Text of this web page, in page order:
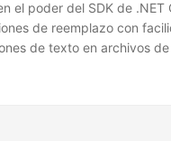
el poder del SDK de
de reemplazo con
de texto en archivos